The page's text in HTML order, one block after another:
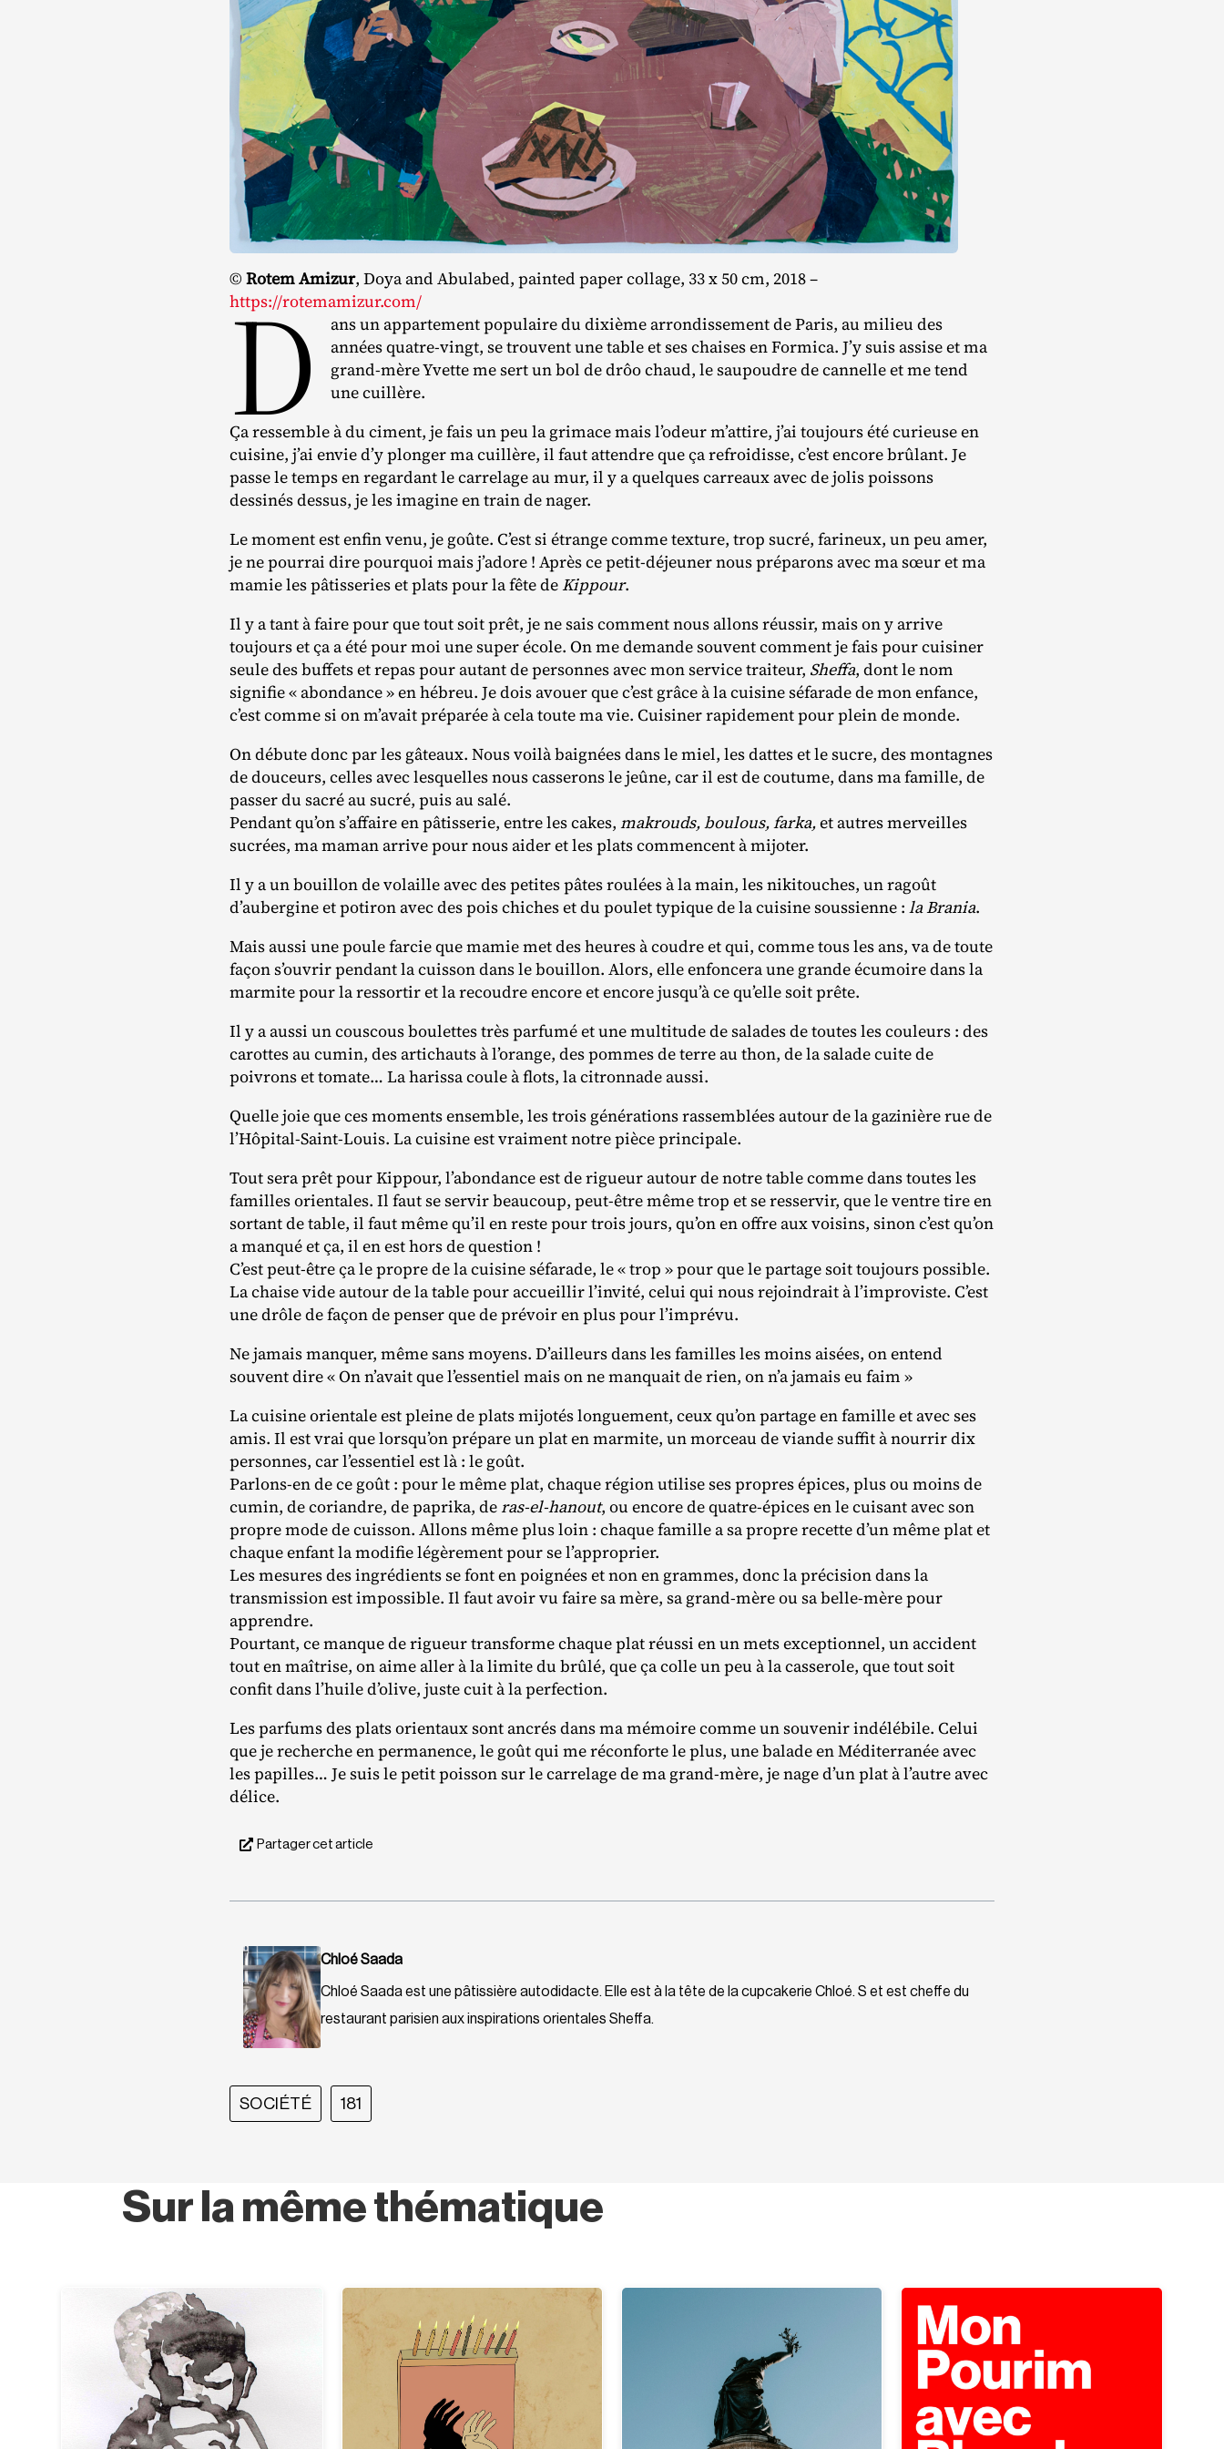
© Rotem Amizur, Doya and Abulabed, painted paper collage, 33 x 50 cm, 2018 –
https://rotemamizur.com/
D
ans un appartement populaire du dixième arrondissement de Paris, au milieu des
années quatre‐​vingt, se trouvent une table et ses chaises en Formica. J’y suis assise et ma
grand‐​mère Yvette me sert un bol de drôo chaud, le saupoudre de cannelle et me tend
une cuillère.
Ça ressemble à du ciment, je fais un peu la grimace mais l’odeur m’attire, j’ai toujours été curieuse en
cuisine, j’ai envie d’y plonger ma cuillère, il faut attendre que ça refroidisse, c’est encore brûlant. Je
passe le temps en regardant le carrelage au mur, il y a quelques carreaux avec de jolis poissons
dessinés dessus, je les imagine en train de nager.
Le moment est enfin venu, je goûte. C’est si étrange comme texture, trop sucré, farineux, un peu amer,
je ne pourrai dire pourquoi mais j’adore ! Après ce petit‐​déjeuner nous préparons avec ma sœur et ma
mamie les pâtisseries et plats pour la fête deKippour.
Il y a tant à faire pour que tout soit prêt, je ne sais comment nous allons réussir, mais on y arrive
toujours et ça a été pour moi une super école. On me demande souvent comment je fais pour cuisiner
seule des buffets et repas pour autant de personnes avec mon service traiteur, Sheffa, dont le nom
signifie « abondance » en hébreu. Je dois avouer que c’est grâce à la cuisine séfarade de mon enfance,
c’est comme si on m’avait préparée à cela toute ma vie. Cuisiner rapidement pour plein de monde.
On débute donc par les gâteaux. Nous voilà baignées dans le miel, les dattes et le sucre, des montagnes
de douceurs, celles avec lesquelles nous casserons le jeûne, car il est de coutume, dans ma famille, de
passer du sacré au sucré, puis au salé.
Pendant qu’on s’affaire en pâtisserie, entre les cakes, makrouds, boulous, farka,et autres merveilles
sucrées, ma maman arrive pour nous aider et les plats commencent à mijoter.
Il y a un bouillon de volaille avec des petites pâtes roulées à la main, les nikitouches, un ragoût
d’aubergine et potiron avec des pois chiches et du poulet typique de la cuisine soussienne : la Brania.
Mais aussi une poule farcie que mamie met des heures à coudre et qui, comme tous les ans, va de toute
façon s’ouvrir pendant la cuisson dans le bouillon. Alors, elle enfoncera une grande écumoire dans la
marmite pour la ressortir et la recoudre encore et encore jusqu’à ce qu’elle soit prête.
Il y a aussi un couscous boulettes très parfumé et une multitude de salades de toutes les couleurs : des
carottes au cumin, des artichauts à l’orange, des pommes de terre au thon, de la salade cuite de
poivrons et tomate… La harissa coule à flots, la citronnade aussi.
Quelle joie que ces moments ensemble, les trois générations rassemblées autour de la gazinière rue de
l’Hôpital-Saint-Louis. La cuisine est vraiment notre pièce principale.
Tout sera prêt pour Kippour, l’abondance est de rigueur autour de notre table comme dans toutes les
familles orientales. Il faut se servir beaucoup, peut‐​être même trop et se resservir, que le ventre tire en
sortant de table, il faut même qu’il en reste pour trois jours, qu’on en offre aux voisins, sinon c’est qu’on
a manqué et ça, il en est hors de question !
C’est peut‐​être ça le propre de la cuisine séfarade, le « trop » pour que le partage soit toujours possible.
La chaise vide autour de la table pour accueillir l’invité, celui qui nous rejoindrait à l’improviste. C’est
une drôle de façon de penser que de prévoir en plus pour l’imprévu.
Ne jamais manquer, même sans moyens. D’ailleurs dans les familles les moins aisées, on entend
souvent dire « On n’avait que l’essentiel mais on ne manquait de rien, on n’a jamais eu faim »
La cuisine orientale est pleine de plats mijotés longuement, ceux qu’on partage en famille et avec ses
amis. Il est vrai que lorsqu’on prépare un plat en marmite, un morceau de viande suffit à nourrir dix
personnes, car l’essentiel est là : le goût.
Parlons‐​en de ce goût : pour le même plat, chaque région utilise ses propres épices, plus ou moins de
cumin, de coriandre, de paprika, de ras-el-hanout, ou encore de quatre‐​épices en le cuisant avec son
propre mode de cuisson. Allons même plus loin : chaque famille a sa propre recette d’un même plat et
chaque enfant la modifie légèrement pour se l’approprier.
Les mesures des ingrédients se font en poignées et non en grammes, donc la précision dans la
transmission est impossible. Il faut avoir vu faire sa mère, sa grand‐​mère ou sa belle‐​mère pour
apprendre.
Pourtant, ce manque de rigueur transforme chaque plat réussi en un mets exceptionnel, un accident
tout en maîtrise, on aime aller à la limite du brûlé, que ça colle un peu à la casserole, que tout soit
confit dans l’huile d’olive, juste cuit à la perfection.
Les parfums des plats orientaux sont ancrés dans ma mémoire comme un souvenir indélébile. Celui
que je recherche en permanence, le goût qui me réconforte le plus, une balade en Méditerranée avec
les papilles… Je suis le petit poisson sur le carrelage de ma grand‐​mère, je nage d’un plat à l’autre avec
délice.
Partager cet article
Chloé Saada
Chloé Saada est une pâtissière autodidacte. Elle est à la tête de la cupcakerie Chloé. S et est cheffe du
restaurant parisien aux inspirations orientales Sheffa.
SOCIÉTÉ 181
Sur la même thématique